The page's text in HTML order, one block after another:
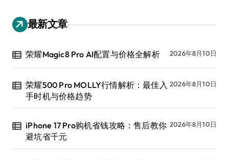
最新文章
荣耀Magic8 Pro AI配置与价格全解析 2026年8月10日
荣耀500 Pro MOLLY行情解析：最佳入
手时机与价格趋势
2026年8月10日
iPhone 17 Pro购机省钱攻略：售后教你
避坑省千元
2026年8月10日